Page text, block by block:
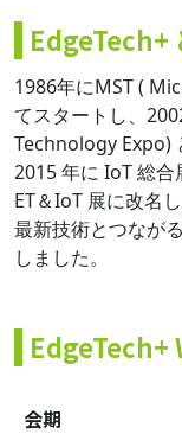
EdgeTech+
1986年にMST (
てスタートし、
Technology Expo)
2015 年に IoT 総
ET＆IoT 展に改名
最新技術とつなが
しました。
EdgeTech+
会期